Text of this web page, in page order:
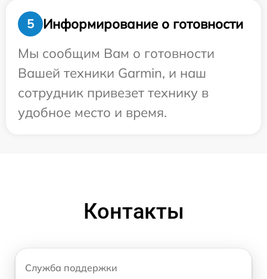
5
Информирование о готовности
Мы сообщим Вам о готовности
Вашей техники Garmin, и наш
сотрудник привезет технику в
удобное место и время.
Контакты
Служба поддержки